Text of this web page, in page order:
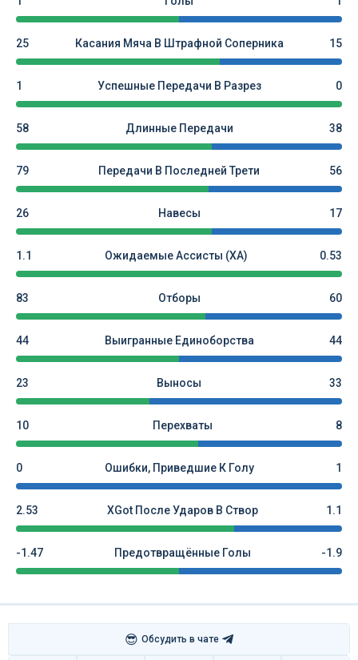
25 Касания Мяча В Штрафной Соперника 15
1 Успешные Передачи В Разрез 0
58 Длинные Передачи 38
79 Передачи В Последней Трети 56
26 Навесы 17
1.1 Ожидаемые Ассисты (xA) 0.53
83 Отборы 60
44 Выигранные Единоборства 44
23 Выносы 33
10 Перехваты 8
0 Ошибки, Приведшие К Голу 1
2.53 XGot После Ударов В Створ 1.1
-1.47 Предотвращённые Голы -1.9
😎 Обсудить в чате